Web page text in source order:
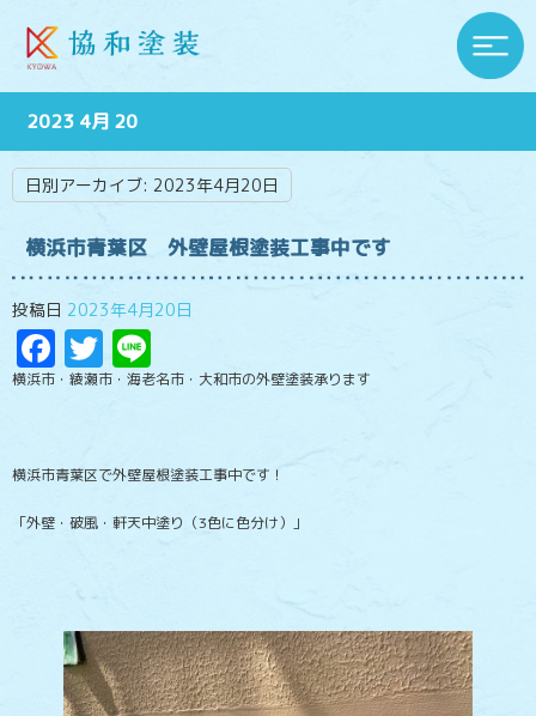
2023 4月 20
日別アーカイブ: 2023年4月20日
横浜市青葉区 外壁屋根塗装工事中です
投稿日 2023年4月20日
Facebook
Twitter
横浜市・綾瀬市・海老名市・大和市の外壁塗装承ります
横浜市青葉区で外壁屋根塗装工事中です！
「外壁・破風・軒天中塗り（3色に色分け）」